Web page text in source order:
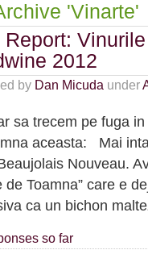
'Vinarte'
Report:
2012
by Dan Micuda under
sa trecem pe fuga
aceasta: Mai
Nouveau.
de Toamna” care e
ca un bichon
so far